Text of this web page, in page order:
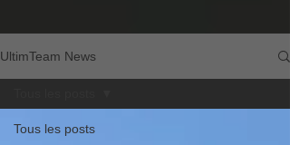
UltimTeam News
Tous les posts